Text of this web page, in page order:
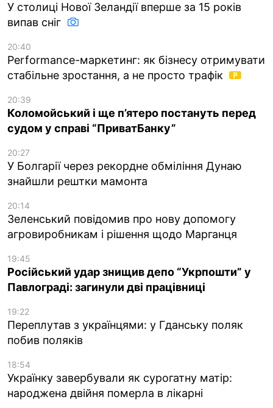
У столиці Нової Зеландії вперше за 15 років
випав сніг
20:40
Performance-маркетинг: як бізнесу отримувати
стабільне зростання, а не просто трафік
20:39
Коломойський і ще п’ятеро постануть перед
судом у справі “ПриватБанку”
20:27
У Болгарії через рекордне обміління Дунаю
знайшли рештки мамонта
20:14
Зеленський повідомив про нову допомогу
агровиробникам і рішення щодо Марганця
19:45
Російський удар знищив депо “Укрпошти” у
Павлограді: загинули дві працівниці
19:22
Переплутав з українцями: у Гданську поляк
побив поляків
18:54
Українку завербували як сурогатну матір:
народжена двійня померла в лікарні